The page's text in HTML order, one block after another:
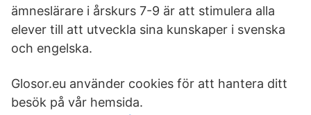
ämneslärare i årskurs 7-9 är att stimulera alla
elever till att utveckla sina kunskaper i svenska
och engelska.
Glosor.eu använder cookies för att hantera ditt
besök på vår hemsida.